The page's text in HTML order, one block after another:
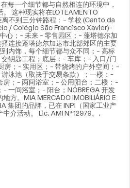
每一个细节都与自然相连的环境中，
这种现实将在LOTEAMENTO
离不到三分钟路程：- 学校 (Canto da
/ Colégio São Francisco Xavier)-
心；- 未来 - 零售园区；- 蓬塔德尔加
连接蓬塔德尔加达市北部郊区的主要
内饰，每个细节都与众不同；- 高标
钥匙工程；底层：- 车库；- 入口/门
房；- 实用区；- 带烧烤的户外空间；-
泳池（取决于交易条款）；一楼：-
房；- 两间浴室；- 公用阳台；二楼：-
- 一间浴室；- 阳台；NÓBREGA 开发
方。MIA MERCADO IMOBILIÁRIO E
集团的品牌，已在 INPI（国家工业产
介活动。 Lic. AMI Nº12979。.